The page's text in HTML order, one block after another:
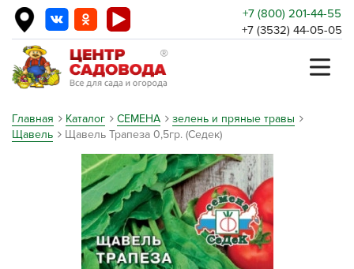
+7 (800) 201-44-55
+7 (3532) 44-05-05
Главная Каталог СЕМЕНА
зелень и пряные травы
Щавель
Щавель Трапеза 0,5гр. (Седек)